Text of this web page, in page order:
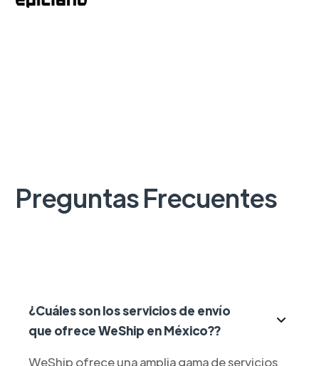
Preguntas Frecuentes
¿Cuáles son los servicios de envío
que ofrece WeShip en México??
WeShip ofrece una amplia gama de servicios